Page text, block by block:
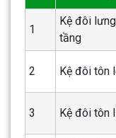
1
Kệ đôi
tầng
2 Kệ đôi tôn
3 Kệ đôi tôn